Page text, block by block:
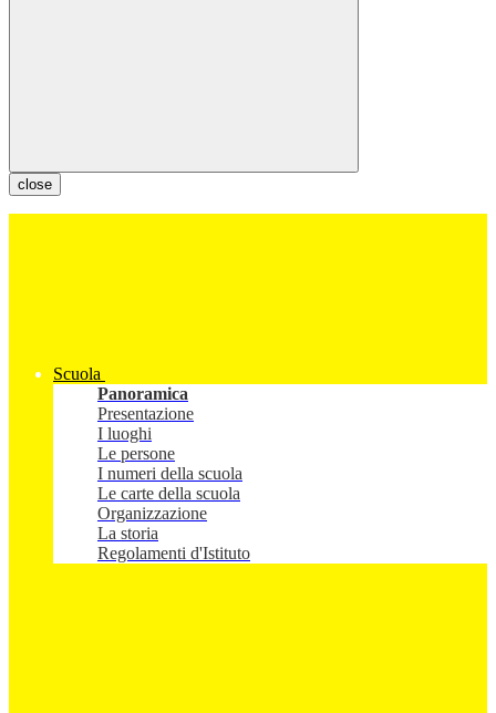
close
Scuola
Panoramica
Presentazione
I luoghi
Le persone
I numeri della scuola
Le carte della scuola
Organizzazione
La storia
Regolamenti d'Istituto